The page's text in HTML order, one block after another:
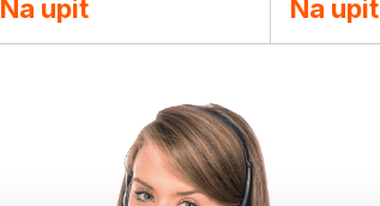
Na upit Na upit